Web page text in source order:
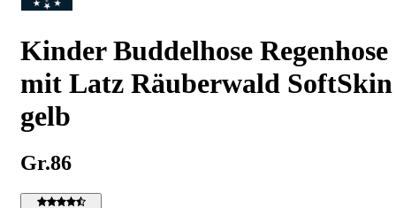
Kinder Buddelhose Regenhose
mit Latz Räuberwald SoftSkin
gelb
Gr.86